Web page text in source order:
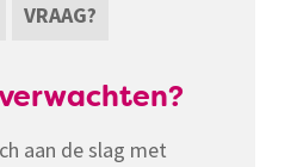
VRAAG?
aan de slag met